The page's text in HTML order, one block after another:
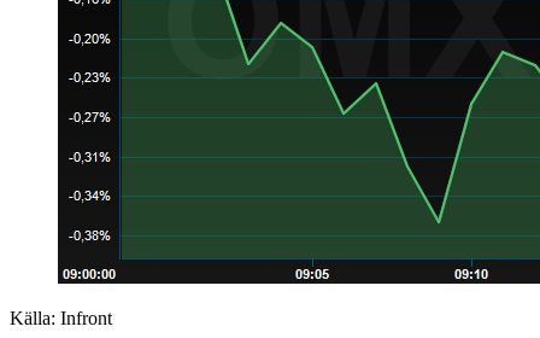
Källa: Infront